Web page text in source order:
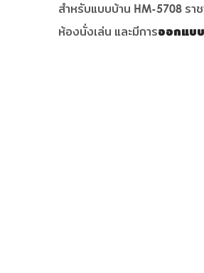
สำหรับแบบบ้าน HM-5708 รา
ห้องนั่งเล่น และมีการออกแบ